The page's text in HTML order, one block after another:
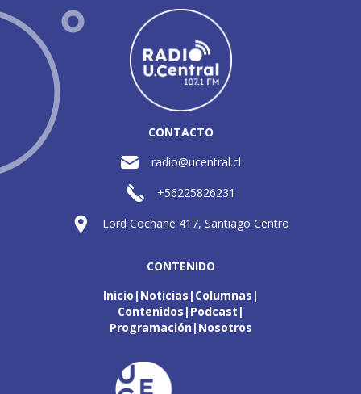
CONTACTO
radio@ucentral.cl
+56225826231
Lord Cochane 417, Santiago Centro
CONTENIDO
Inicio Noticias Columnas
Contenidos Podcast
Programación Nosotros